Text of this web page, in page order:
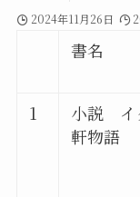
2024年11月26日
書名
1
小説 イ
軒物語